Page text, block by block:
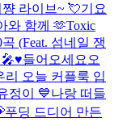
라이브~ 💘기요
와 함께 🫶Toxic
(Feat. 섬네일 쟁
들어오세요오
리 오늘 커플룩 입
정이 💙나랑 떠들
푸딩 드디어 만든